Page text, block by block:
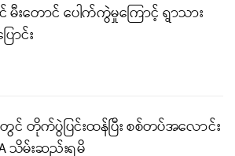
းတောင် ပေါက်ကွဲမှုကြောင့် ရွာသား
ောင်း
တိုက်ပွဲပြင်းထန်ပြီး စစ်တပ်အလောင်း
သိမ်းဆည်းရမိ